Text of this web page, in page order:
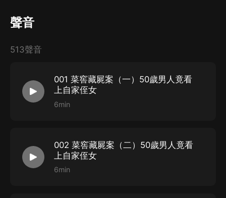
聲音
513聲音
001 菜窖藏屍案（一）50歲男人竟看
上自家侄女
6min
002 菜窖藏屍案（二）50歲男人竟看
上自家侄女
6min